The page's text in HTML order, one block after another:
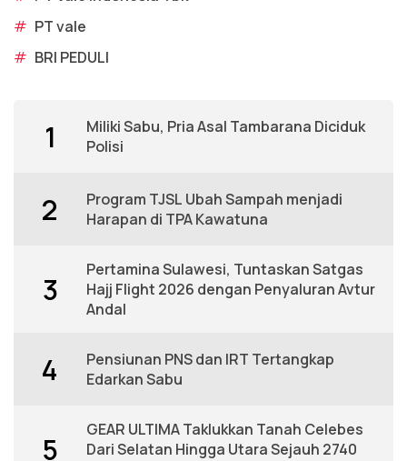
# PT vale
# BRI PEDULI
1
Miliki Sabu, Pria Asal Tambarana Diciduk
Polisi
2
Program TJSL Ubah Sampah menjadi
Harapan di TPA Kawatuna
3
Pertamina Sulawesi, Tuntaskan Satgas
Hajj Flight 2026 dengan Penyaluran Avtur
Andal
4
Pensiunan PNS dan IRT Tertangkap
Edarkan Sabu
5
GEAR ULTIMA Taklukkan Tanah Celebes
Dari Selatan Hingga Utara Sejauh 2740